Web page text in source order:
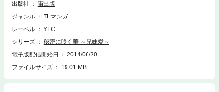
出版社
宙出版
ジャンル
TLマンガ
レーベル
YLC
シリーズ
秘密に咲く華 ～兄妹愛～
電子版配信開始日
2014/06/20
ファイルサイズ
19.01 MB